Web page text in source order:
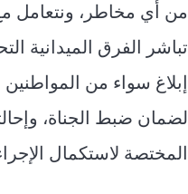
من أي مخاطر، ونتعامل
تباشر الفرق الميدانية
إبلاغ سواء من
لضمان ضبط الجناة،
المختصة لاستكمال